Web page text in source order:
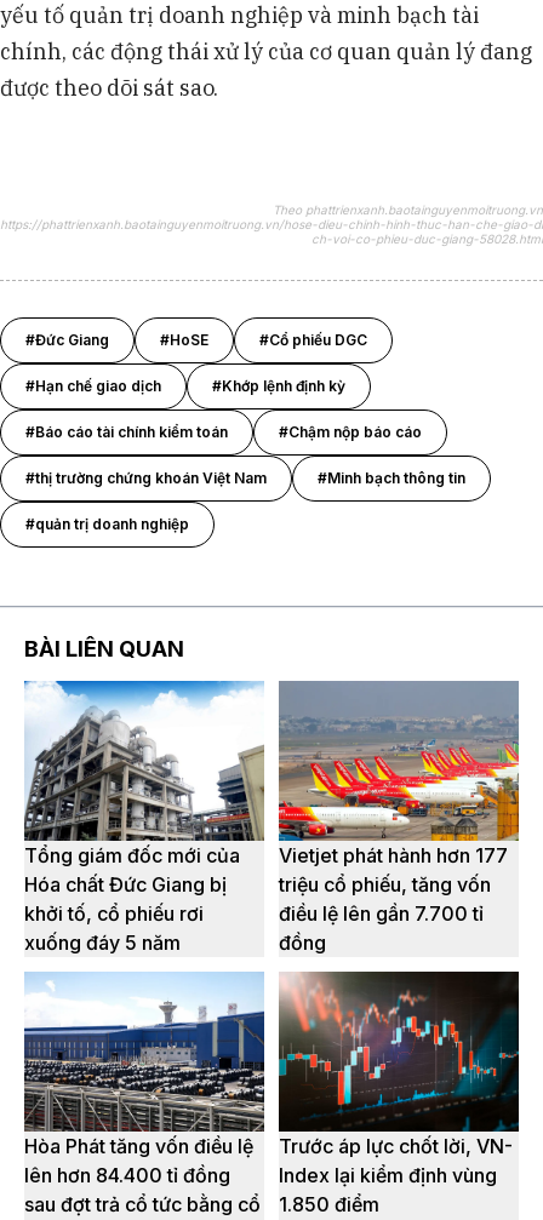
yếu tố quản trị doanh nghiệp và minh bạch tài
chính, các động thái xử lý của cơ quan quản lý đang
được theo dõi sát sao.
Theo phattrienxanh.baotainguyenmoitruong.vn
https://phattrienxanh.baotainguyenmoitruong.vn/hose-dieu-chinh-hinh-thuc-han-che-giao-di
ch-voi-co-phieu-duc-giang-58028.html
#Đức Giang #HoSE #Cổ phiếu DGC
#Hạn chế giao dịch #Khớp lệnh định kỳ
#Báo cáo tài chính kiểm toán #Chậm nộp báo cáo
#thị trường chứng khoán Việt Nam #Minh bạch thông tin
#quản trị doanh nghiệp
BÀI LIÊN QUAN
Tổng giám đốc mới của
Hóa chất Đức Giang bị
khởi tố, cổ phiếu rơi
xuống đáy 5 năm
Vietjet phát hành hơn 177
triệu cổ phiếu, tăng vốn
điều lệ lên gần 7.700 tỉ
đồng
Hòa Phát tăng vốn điều lệ
lên hơn 84.400 tỉ đồng
sau đợt trả cổ tức bằng cổ
Trước áp lực chốt lời, VN-
Index lại kiểm định vùng
1.850 điểm